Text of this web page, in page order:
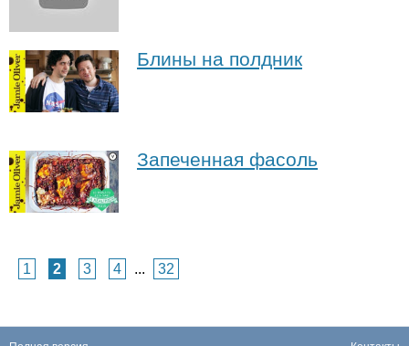
Блины на полдник
Запеченная фасоль
1 2 3 4 ... 32